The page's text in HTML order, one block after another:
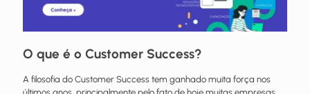
O que é o Customer Success?
A filosofia do Customer Success tem ganhado muita força nos